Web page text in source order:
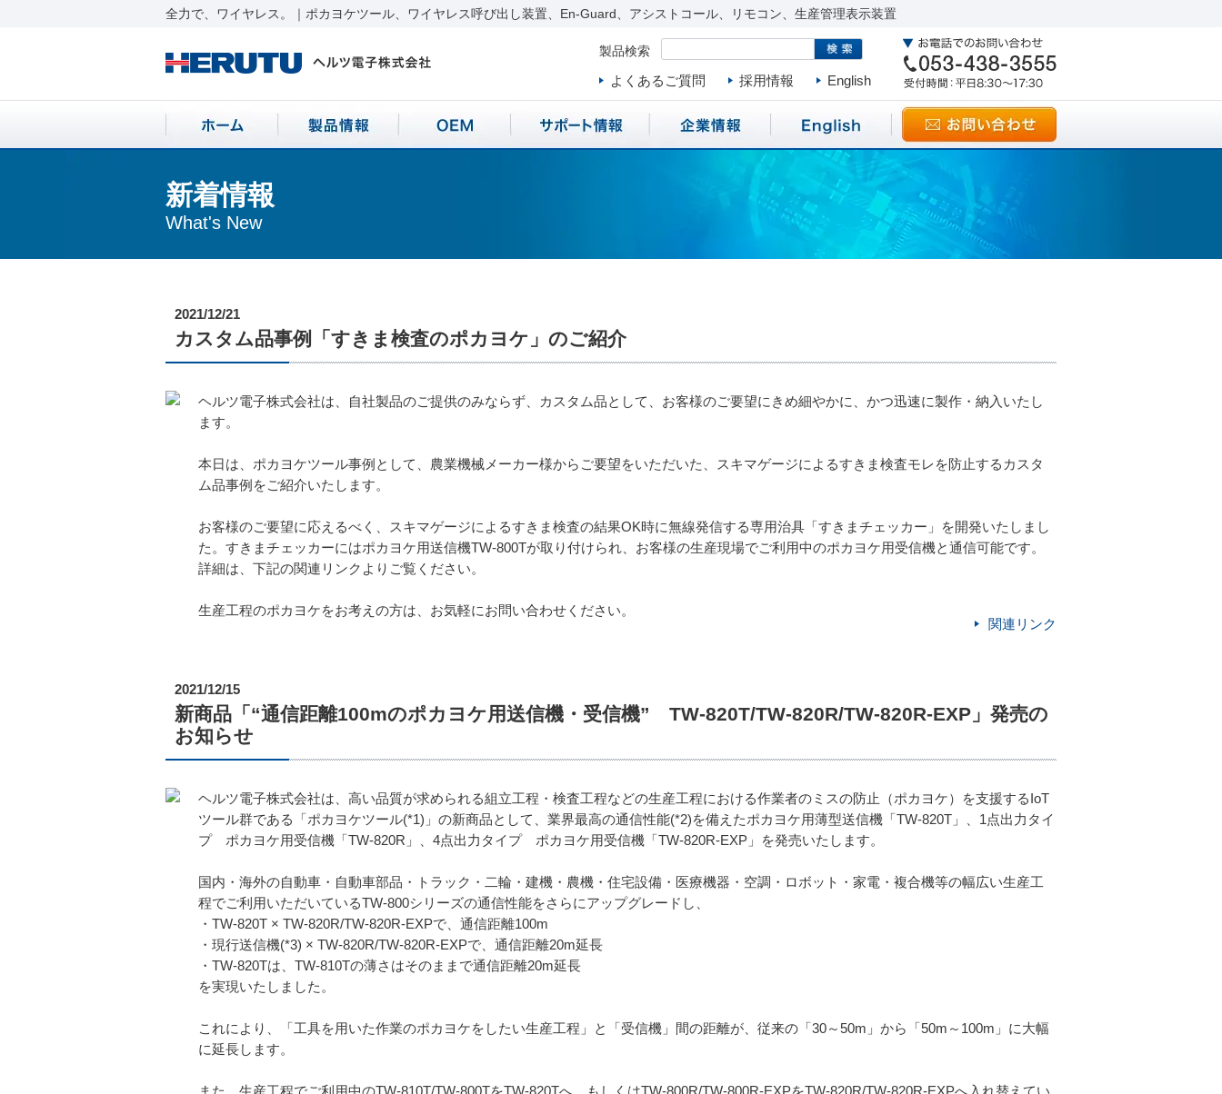
全力で、ワイヤレス。｜ポカヨケツール、ワイヤレス呼び出し装置、En-Guard、アシストコール、リモコン、生産管理表示装置
製品検索
よくあるご質問 採用情報 English
新着情報
What's New
2021/12/21
カスタム品事例「すきま検査のポカヨケ」のご紹介
ヘルツ電子株式会社は、自社製品のご提供のみならず、カスタム品として、お客様のご要望にきめ細やかに、かつ迅速に製作・納入いたし
ます。
本日は、ポカヨケツール事例として、農業機械メーカー様からご要望をいただいた、スキマゲージによるすきま検査モレを防止するカスタ
ム品事例をご紹介いたします。
お客様のご要望に応えるべく、スキマゲージによるすきま検査の結果OK時に無線発信する専用治具「すきまチェッカー」を開発いたしまし
た。すきまチェッカーにはポカヨケ用送信機TW-800Tが取り付けられ、お客様の生産現場でご利用中のポカヨケ用受信機と通信可能です。
詳細は、下記の関連リンクよりご覧ください。
生産工程のポカヨケをお考えの方は、お気軽にお問い合わせください。
関連リンク
2021/12/15
新商品「“通信距離100mのポカヨケ用送信機・受信機” TW-820T/TW-820R/TW-820R-EXP」発売の
お知らせ
ヘルツ電子株式会社は、高い品質が求められる組立工程・検査工程などの生産工程における作業者のミスの防止（ポカヨケ）を支援するIoT
ツール群である「ポカヨケツール(*1)」の新商品として、業界最高の通信性能(*2)を備えたポカヨケ用薄型送信機「TW-820T」、1点出力タイ
プ ポカヨケ用受信機「TW-820R」、4点出力タイプ ポカヨケ用受信機「TW-820R-EXP」を発売いたします。
国内・海外の自動車・自動車部品・トラック・二輪・建機・農機・住宅設備・医療機器・空調・ロボット・家電・複合機等の幅広い生産工
程でご利用いただいているTW-800シリーズの通信性能をさらにアップグレードし、
・TW-820T × TW-820R/TW-820R-EXPで、通信距離100m
・現行送信機(*3) × TW-820R/TW-820R-EXPで、通信距離20m延長
・TW-820Tは、TW-810Tの薄さはそのままで通信距離20m延長
を実現いたしました。
これにより、「工具を用いた作業のポカヨケをしたい生産工程」と「受信機」間の距離が、従来の「30～50m」から「50m～100m」に大幅
に延長します。
また、生産工程でご利用中のTW-810T/TW-800TをTW-820Tへ、もしくはTW-800R/TW-800R-EXPをTW-820R/TW-820R-EXPへ入れ替えてい